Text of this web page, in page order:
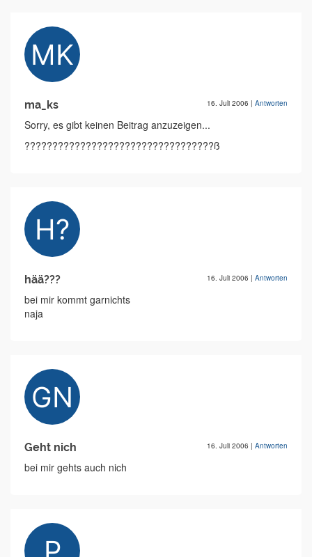
ma_ks 16. Juli 2006 | Antworten
Sorry, es gibt keinen Beitrag anzuzeigen...
??????????????????????????????????ß
hää??? 16. Juli 2006 | Antworten
bei mir kommt garnichts
naja
Geht nich 16. Juli 2006 | Antworten
bei mir gehts auch nich